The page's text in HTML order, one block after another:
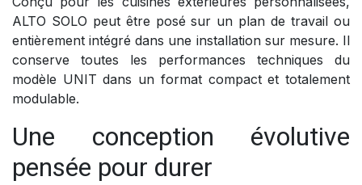
ALTO SOLO peut être posé sur un plan de travail ou
entièrement intégré dans une installation sur mesure. Il
conserve toutes les performances techniques du
modèle UNIT dans un format compact et totalement
modulable.
Une conception évolutive
pensée pour durer